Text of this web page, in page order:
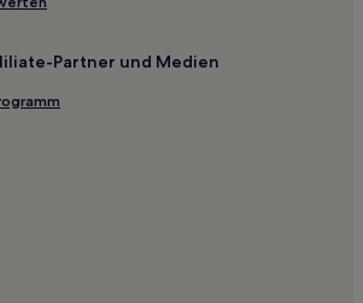
Partner und Medien